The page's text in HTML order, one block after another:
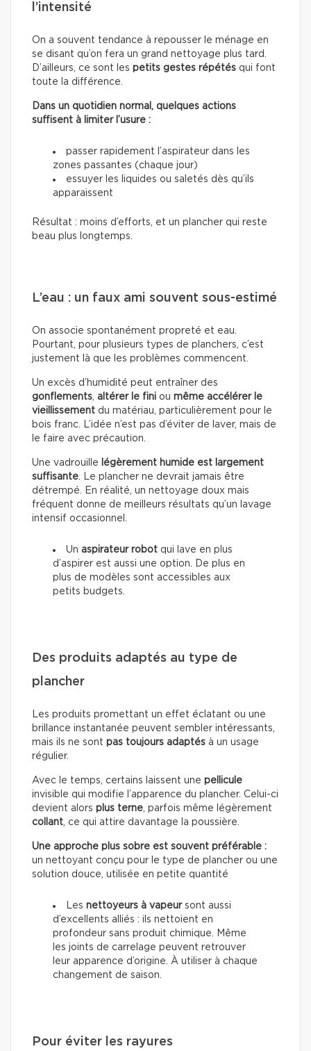
l’intensité
On a souvent tendance à repousser le ménage en
se disant qu’on fera un grand nettoyage plus tard.
D’ailleurs, ce sont les petits gestes répétés qui font
toute la différence.
Dans un quotidien normal, quelques actions
suffisent à limiter l’usure :
passer rapidement l’aspirateur dans les
zones passantes (chaque jour)
essuyer les liquides ou saletés dès qu’ils
apparaissent
Résultat : moins d’efforts, et un plancher qui reste
beau plus longtemps.
L’eau : un faux ami souvent sous-estimé
On associe spontanément propreté et eau.
Pourtant, pour plusieurs types de planchers, c’est
justement là que les problèmes commencent.
Un excès d’humidité peut entraîner des
gonflements altérer le fini ou même accélérer le
vieillissement du matériau, particulièrement pour le
bois franc. L’idée n’est pas d’éviter de laver, mais de
le faire avec précaution.
Une vadrouille
légèrement humide est largement
suffisante . Le plancher ne devrait jamais être
détrempé. En réalité, un nettoyage doux mais
fréquent donne de meilleurs résultats qu’un lavage
intensif occasionnel.
Un aspirateur robot qui lave en plus
d’aspirer est aussi une option. De plus en
plus de modèles sont accessibles aux
petits budgets.
Des produits adaptés au type de
plancher
Les produits promettant un effet éclatant ou une
brillance instantanée peuvent sembler intéressants,
mais ils ne sont pas toujours adaptés à un usage
régulier.
Avec le temps, certains laissent une pellicule
invisible qui modifie l’apparence du plancher. Celui-ci
devient alors plus terne , parfois même légèrement
collant , ce qui attire davantage la poussière.
Une approche plus sobre est souvent préférable :
un nettoyant conçu pour le type de plancher ou une
solution douce, utilisée en petite quantité
Les nettoyeurs à vapeursont aussi
d’excellents alliés : ils nettoient en
profondeur sans produit chimique. Même
les joints de carrelage peuvent retrouver
leur apparence d’origine. À utiliser à chaque
changement de saison.
Pour éviter les rayures